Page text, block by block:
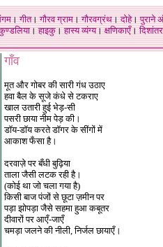
।गीत।गौरव ग्राम।गौरवग्रंथ।दोहे।पुराने
।हाइकु।हास्य व्यंग्य।क्षणिकाएँ।दिशांतर
गाँव
मूत और गोबर की सारी गंध उठाए
हवा बैल के सूजे कंधे से टकराए
खाल उतारी हुई भेड़-सी
पसरी छाया नीम पेड़ की।
डॉय-डॉय करते डॉगर के सींगों में
आकाश फँसा है।
दरवाज़े पर बँधी बुढ़िया
ताला जैसी लटक रही है।
(कोई था जो चला गया है)
किसी बाज पंजों से छूटा ज़मीन पर
पड़ा झोपड़ा जैसे सहमा हुआ कबूतर
दीवारों पर आएँ-जाएँ
चमड़ा जलने की नीली, निर्जल छायाएँ।